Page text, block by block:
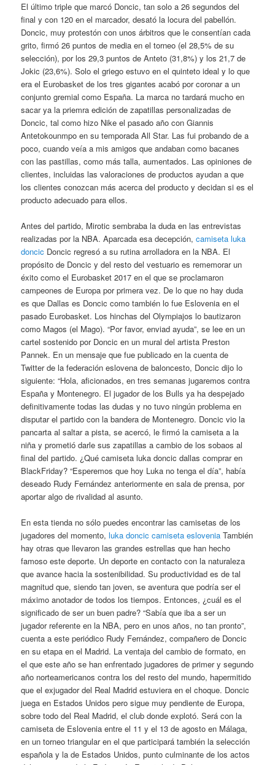
El último triple que marcó Doncic, tan solo a 26 segundos del
final y con 120 en el marcador, desató la locura del pabellón.
Doncic, muy protestón con unos árbitros que le consentían cada
grito, firmó 26 puntos de media en el torneo (el 28,5% de su
selección), por los 29,3 puntos de Anteto (31,8%) y los 21,7 de
Jokic (23,6%). Solo el griego estuvo en el quinteto ideal y lo que
era el Eurobasket de los tres gigantes acabó por coronar a un
conjunto gremial como España. La marca no tardará mucho en
sacar ya la priemra edición de zapatillas personalizadas de
Doncic, tal como hizo Nike el pasado año con Giannis
Antetokounmpo en su temporada All Star. Las fui probando de a
poco, cuando veía a mis amigos que andaban como bacanes
con las pastillas, como más talla, aumentados. Las opiniones de
clientes, incluidas las valoraciones de productos ayudan a que
los clientes conozcan más acerca del producto y decidan si es el
producto adecuado para ellos.
Antes del partido, Mirotic sembraba la duda en las entrevistas
realizadas por la NBA. Aparcada esa decepción,camiseta luka
doncic Doncic regresó a su rutina arrolladora en la NBA. El
propósito de Doncic y del resto del vestuario es rememorar un
éxito como el Eurobasket 2017 en el que se proclamaron
campeones de Europa por primera vez. De lo que no hay duda
es que Dallas es Doncic como también lo fue Eslovenia en el
pasado Eurobasket. Los hinchas del Olympiajos lo bautizaron
como Magos (el Mago). “Por favor, enviad ayuda”, se lee en un
cartel sostenido por Doncic en un mural del artista Preston
Pannek. En un mensaje que fue publicado en la cuenta de
Twitter de la federación eslovena de baloncesto, Doncic dijo lo
siguiente: “Hola, aficionados, en tres semanas jugaremos contra
España y Montenegro. El jugador de los Bulls ya ha despejado
definitivamente todas las dudas y no tuvo ningún problema en
disputar el partido con la bandera de Montenegro. Doncic vio la
pancarta al saltar a pista, se acercó, le firmó la camiseta a la
niña y prometió darle sus zapatillas a cambio de los sobaos al
final del partido. ¿Qué camiseta luka doncic dallas comprar en
BlackFriday? “Esperemos que hoy Luka no tenga el día”, había
deseado Rudy Fernández anteriormente en sala de prensa, por
aportar algo de rivalidad al asunto.
En esta tienda no sólo puedes encontrar las camisetas de los
jugadores del momento,luka doncic camiseta eslovenia También
hay otras que llevaron las grandes estrellas que han hecho
famoso este deporte. Un deporte en contacto con la naturaleza
que avance hacia la sostenibilidad. Su productividad es de tal
magnitud que, siendo tan joven, se aventura que podría ser el
máximo anotador de todos los tiempos. Entonces, ¿cuál es el
significado de ser un buen padre? “Sabía que iba a ser un
jugador referente en la NBA, pero en unos años, no tan pronto”,
cuenta a este periódico Rudy Fernández, compañero de Doncic
en su etapa en el Madrid. La ventaja del cambio de formato, en
el que este año se han enfrentado jugadores de primer y segundo
año norteamericanos contra los del resto del mundo, hapermitido
que el exjugador del Real Madrid estuviera en el choque. Doncic
juega en Estados Unidos pero sigue muy pendiente de Europa,
sobre todo del Real Madrid, el club donde explotó. Será con la
camiseta de Eslovenia entre el 11 y el 13 de agosto en Málaga,
en un torneo triangular en el que participará también la selección
española y la de Estados Unidos, punto culminante de los actos